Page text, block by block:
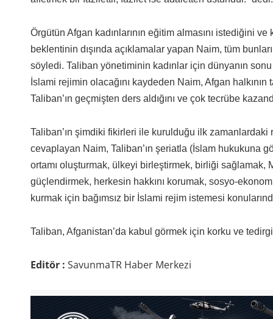
Örgütün Afgan kadınlarının eğitim almasını istediğini
beklentinin dışında açıklamalar yapan Naim, tüm
söyledi. Taliban yönetiminin kadınlar için dünyanın sonu
İslami rejimin olacağını kaydeden Naim, Afgan
Taliban’ın geçmişten ders aldığını ve çok tecrübe
Taliban’ın şimdiki fikirleri ile kurulduğu ilk zamanlardaki
cevaplayan Naim, Taliban’ın şeriatla (İslam hukukuna
ortamı oluşturmak, ülkeyi birleştirmek, birliği sağlamak,
güçlendirmek, herkesin hakkını korumak, sosyo-
kurmak için bağımsız bir İslami rejim istemesi
Taliban, Afganistan’da kabul görmek için korku ve
Editör : SavunmaTR Haber Merkezi